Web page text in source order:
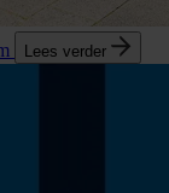
Lees verder